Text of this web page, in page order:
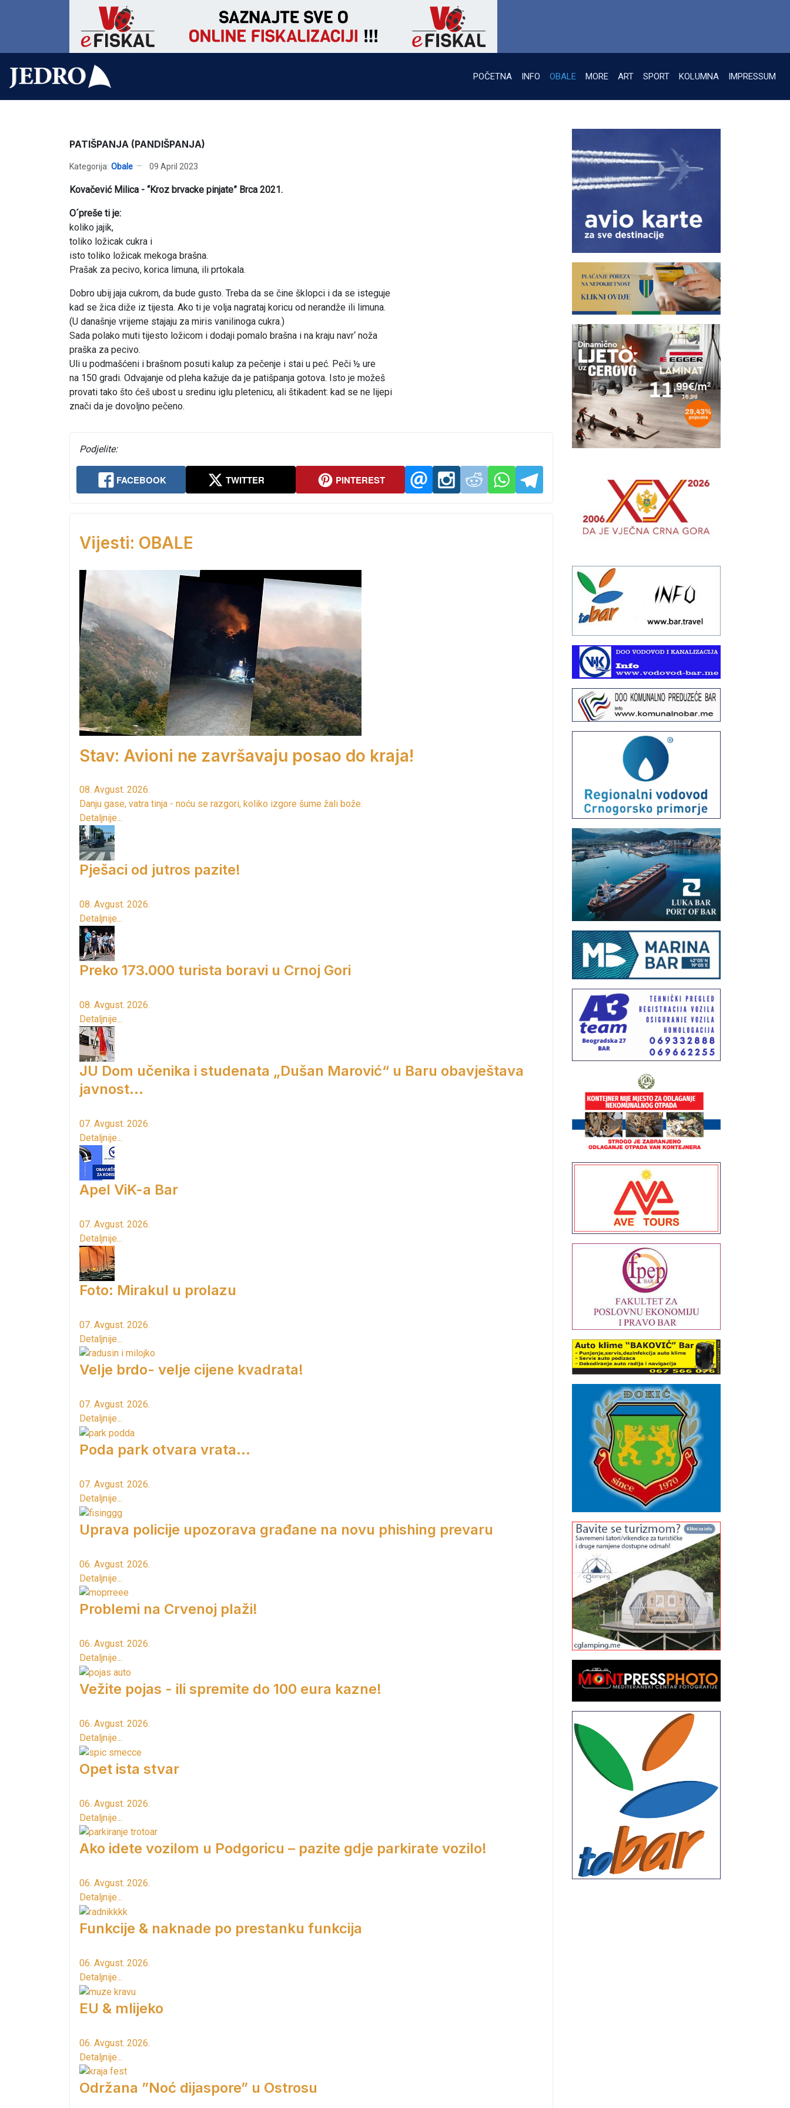
POČETNA INFO OBALE MORE ART SPORT KOLUMNA IMPRESSUM
PATIŠPANJA (PANDIŠPANJA)
Kategorija: Obale 09 April 2023
Kovačević Milica - “Kroz brvacke pinjate” Brca 2021.
O´preše ti je:
koliko jajik,
toliko ložicak cukra i
isto toliko ložicak mekoga brašna.
Prašak za pecivo, korica limuna, ili prtokala.
Dobro ubij jaja cukrom, da bude gusto. Treba da se čine šklopci i da se isteguje
kad se žica diže iz tijesta. Ako ti je volja nagrataj koricu od nerandže ili limuna.
(U današnje vrijeme stajaju za miris vanilinoga cukra.)
Sada polako muti tijesto ložicom i dodaji pomalo brašna i na kraju navr‘ noža
praška za pecivo.
Uli u podmašćeni i brašnom posuti kalup za pečenje i stai u peć. Peči ½ ure
na 150 gradi. Odvajanje od pleha kažuje da je patišpanja gotova. Isto je možeš
provati tako što ćeš ubost u sredinu iglu pletenicu, ali štikadent: kad se ne lijepi
znači da je dovoljno pečeno.
Podjelite:
FACEBOOK TWITTER PINTEREST
Vijesti: OBALE
Stav: Avioni ne završavaju posao do kraja!
08. Avgust. 2026.
Danju gase, vatra tinja - noću se razgori, koliko izgore šume žali bože.
Detaljnije...
Pješaci od jutros pazite!
08. Avgust. 2026.
Detaljnije...
Preko 173.000 turista boravi u Crnoj Gori
08. Avgust. 2026.
Detaljnije...
JU Dom učenika i studenata „Dušan Marović“ u Baru obavještava
javnost...
07. Avgust. 2026.
Detaljnije...
Apel ViK-a Bar
07. Avgust. 2026.
Detaljnije...
Foto: Mirakul u prolazu
07. Avgust. 2026.
Detaljnije...
Velje brdo- velje cijene kvadrata!
07. Avgust. 2026.
Detaljnije...
Poda park otvara vrata...
07. Avgust. 2026.
Detaljnije...
Uprava policije upozorava građane na novu phishing prevaru
06. Avgust. 2026.
Detaljnije...
Problemi na Crvenoj plaži!
06. Avgust. 2026.
Detaljnije...
Vežite pojas - ili spremite do 100 eura kazne!
06. Avgust. 2026.
Detaljnije...
Opet ista stvar
06. Avgust. 2026.
Detaljnije...
Ako idete vozilom u Podgoricu – pazite gdje parkirate vozilo!
06. Avgust. 2026.
Detaljnije...
Funkcije & naknade po prestanku funkcija
06. Avgust. 2026.
Detaljnije...
EU & mlijeko
06. Avgust. 2026.
Detaljnije...
Održana ”Noć dijaspore” u Ostrosu